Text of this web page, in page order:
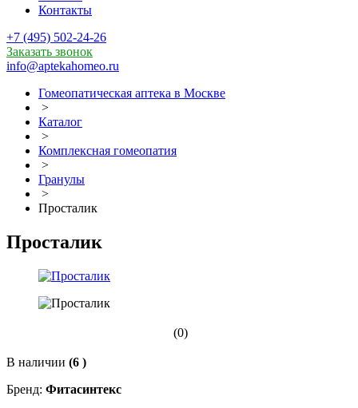
Контакты
+7 (495) 502-24-26
Заказать звонок
info@aptekahomeo.ru
Гомеопатическая аптека в Москве
>
Каталог
>
Комплексная гомеопатия
>
Гранулы
>
Просталик
Просталик
(0)
В наличии (6 )
Бренд: Фитасинтекс